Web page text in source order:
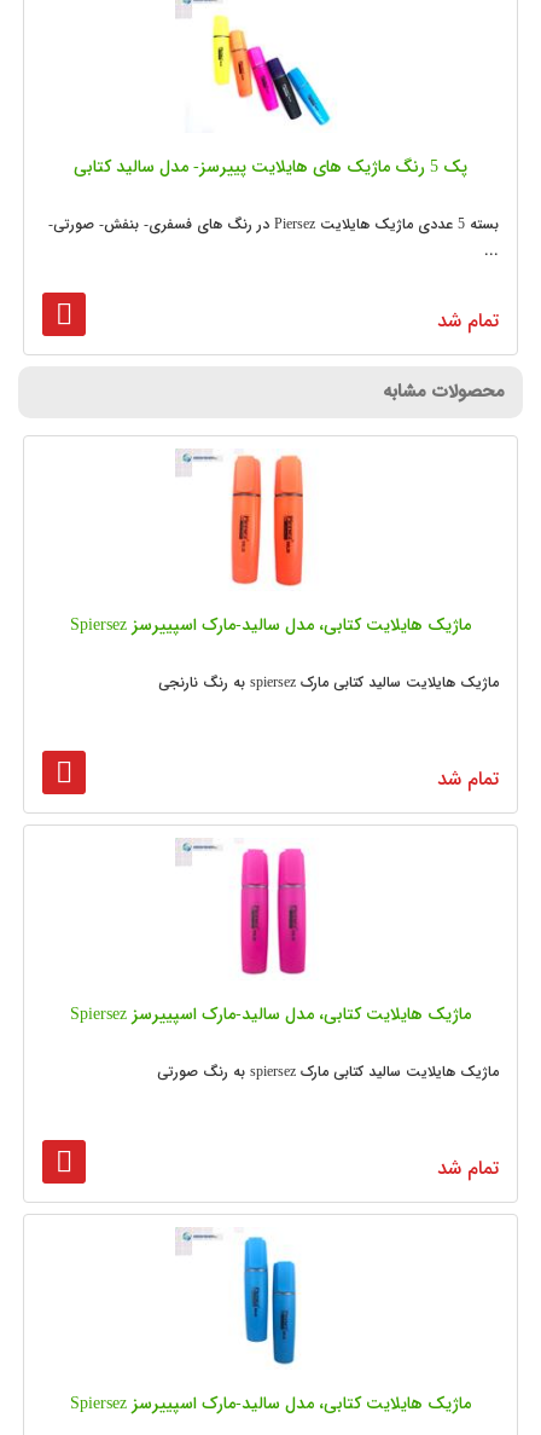
پک 5 رنگ ماژیک های هایلایت پییرسز- مدل سالید کتابی
بسته 5 عددی ماژیک هایلایت Piersez در رنگ های فسفری- بنفش- صورتی-
...
تمام شد
محصولات مشابه
ماژیک هایلایت کتابی، مدل سالید-مارک اسپییرسز Spiersez
ماژیک هایلایت سالید کتابی مارک spiersez به رنگ نارنجی
تمام شد
ماژیک هایلایت کتابی، مدل سالید-مارک اسپییرسز Spiersez
ماژیک هایلایت سالید کتابی مارک spiersez به رنگ صورتی
تمام شد
ماژیک هایلایت کتابی، مدل سالید-مارک اسپییرسز Spiersez